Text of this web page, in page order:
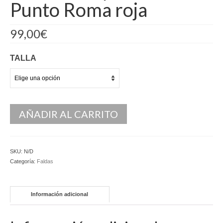
Kaftan
Monos
Ponchos
Vestidos Midi
Ceremonias
Punto Roma roja
99,00€
TALLA
AÑADIR AL CARRITO
SKU: N/D
Categoría: Faldas
Información adicional